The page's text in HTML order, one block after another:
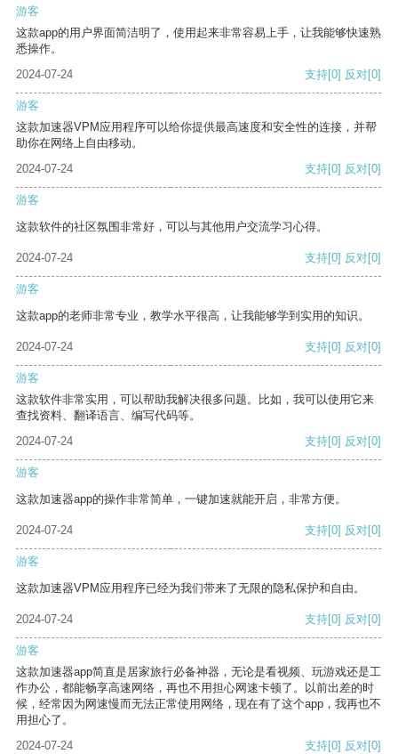
游客
这款app的用户界面简洁明了，使用起来非常容易上手，让我能够快速熟
悉操作。
2024-07-24
支持[0] 反对[0]
游客
这款加速器VPM应用程序可以给你提供最高速度和安全性的连接，并帮
助你在网络上自由移动。
2024-07-24
支持[0] 反对[0]
游客
这款软件的社区氛围非常好，可以与其他用户交流学习心得。
2024-07-24 支持[0] 反对[0]
游客
这款app的老师非常专业，教学水平很高，让我能够学到实用的知识。
2024-07-24 支持[0] 反对[0]
游客
这款软件非常实用，可以帮助我解决很多问题。比如，我可以使用它来
查找资料、翻译语言、编写代码等。
2024-07-24
支持[0] 反对[0]
游客
这款加速器app的操作非常简单，一键加速就能开启，非常方便。
2024-07-24 支持[0] 反对[0]
游客
这款加速器VPM应用程序已经为我们带来了无限的隐私保护和自由。
2024-07-24 支持[0] 反对[0]
游客
这款加速器app简直是居家旅行必备神器，无论是看视频、玩游戏还是工
作办公，都能畅享高速网络，再也不用担心网速卡顿了。以前出差的时
候，经常因为网速慢而无法正常使用网络，现在有了这个app，我再也不
用担心了。
2024-07-24
支持[0] 反对[0]